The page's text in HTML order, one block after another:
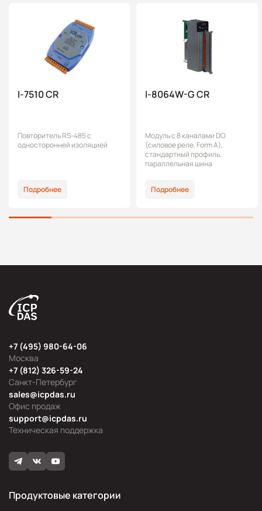
I-7510 CR
Повторитель RS-485 с
односторонней изоляцией
Подробнее
I-8064W-G CR
Модуль с 8 каналами DO
(силовое реле, Form A),
стандартный профиль,
параллельная шина
Подробнее
Москва
+7 (495) 980-64-06
Офис продаж
sales@icpdas.ru
Санкт-Петербург
+7 (812) 326-59-24
Техническая поддержка
support@icpdas.ru
Продуктовые категории